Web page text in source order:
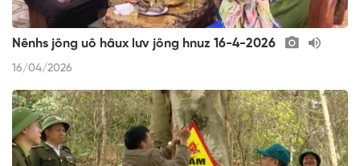
Nênhs jông uô hâux lưv jông hnuz 16-4-2026
16/04/2026